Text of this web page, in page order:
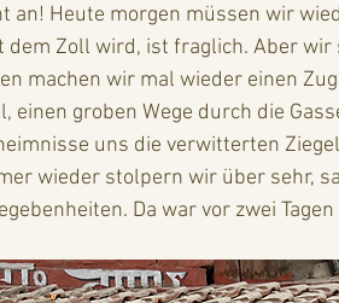
Heute morgen müssen wir
Zoll wird, ist fraglich. Aber wir
machen wir mal wieder einen
einen groben Wege durch die
uns die verwitterten
wieder stolpern wir über sehr,
Da war vor zwei